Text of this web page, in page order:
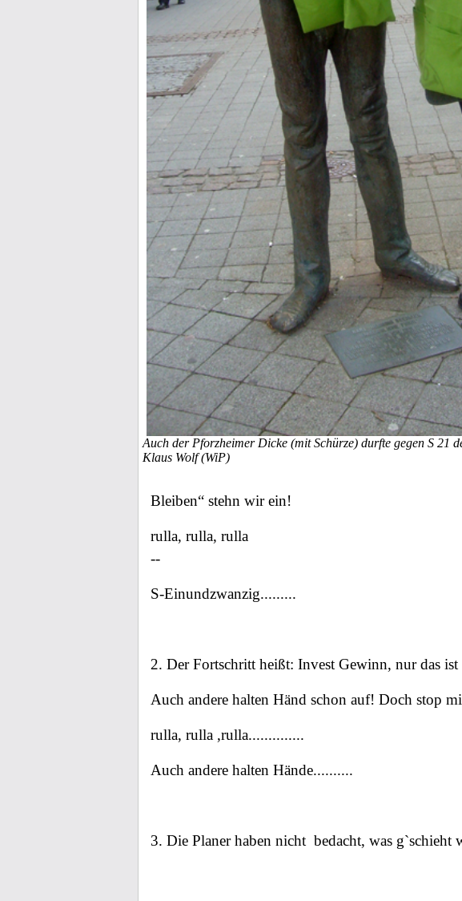
Auch der Pforzheimer Dicke (mit Schürze) durfte gegen S 21
Klaus Wolf (WiP)
Bleiben“ stehn wir ein!
rulla, rulla, rulla
--
S-Einundzwanzig.........
2. Der Fortschritt heißt: Invest Gewinn, nur das
Auch andere halten Händ schon auf! Doch stop
rulla, rulla ,rulla..............
Auch andere halten Hände..........
3. Die Planer haben nicht bedacht, was g`schieht